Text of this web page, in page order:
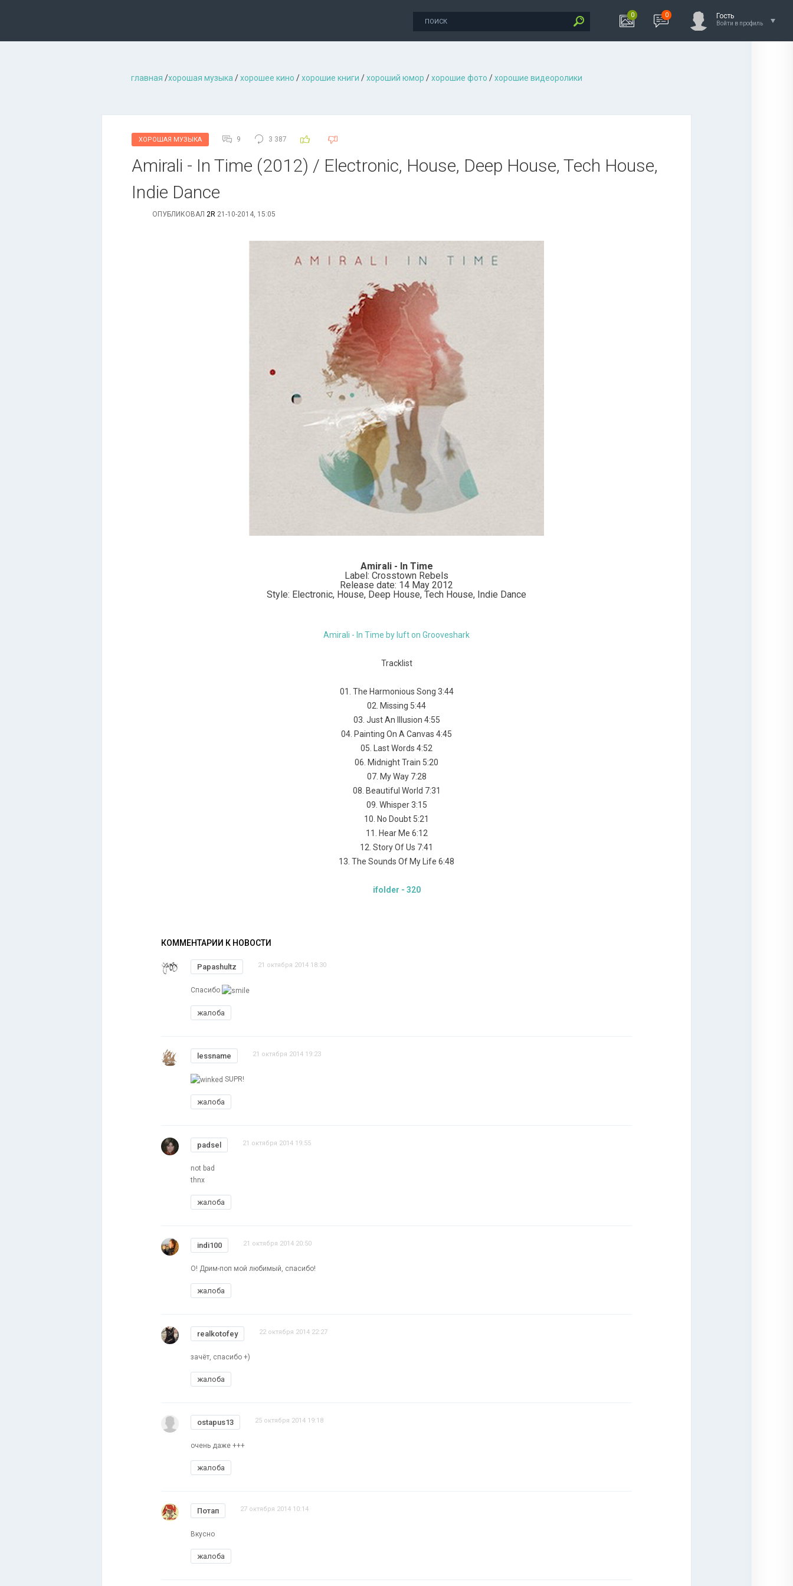
0 0 Гость
Войти в профиль
главная /хорошая музыкa /хорошее кино /хорошие книги /хороший юмор /хорошие фото /хорошие видеоролики
ХОРОШАЯ МУЗЫКА 9 3 387
Amirali - In Time (2012) / Electronic, House, Deep House, Tech House,
Indie Dance
ОПУБЛИКОВАЛ 2R 21-10-2014, 15:05
Amirali - In Time
Label: Crosstown Rebels
Release date: 14 May 2012
Style: Electronic, House, Deep House, Tech House, Indie Dance
Amirali - In Time by luft on Grooveshark
Tracklist
01. The Harmonious Song 3:44
02. Missing 5:44
03. Just An Illusion 4:55
04. Painting On A Canvas 4:45
05. Last Words 4:52
06. Midnight Train 5:20
07. My Way 7:28
08. Beautiful World 7:31
09. Whisper 3:15
10. No Doubt 5:21
11. Hear Me 6:12
12. Story Of Us 7:41
13. The Sounds Of My Life 6:48
ifolder - 320
КОММЕНТАРИИ К НОВОСТИ
Papashultz 21 октября 2014 18:30
Спасибо
жалоба
lessname 21 октября 2014 19:23
SUPR!
жалоба
padsel 21 октября 2014 19:55
not bad
thnx
жалоба
indi100 21 октября 2014 20:50
О! Дрим-поп мой любимый, спасибо!
жалоба
realkotofey 22 октября 2014 22:27
зачёт, спасибо +)
жалоба
ostapus13 25 октября 2014 19:18
очень даже +++
жалоба
Потап 27 октября 2014 10:14
Вкусно
жалоба